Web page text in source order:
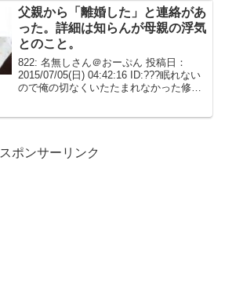
婚した...
父親から「離婚した」と連絡があ
った。詳細は知らんが母親の浮気
とのこと。
822: 名無しさん＠おーぷん 投稿日：
2015/07/05(日) 04:42:16 ID:???眠れない
ので俺の切なくいたたまれなかった修羅
スポンサーリンク